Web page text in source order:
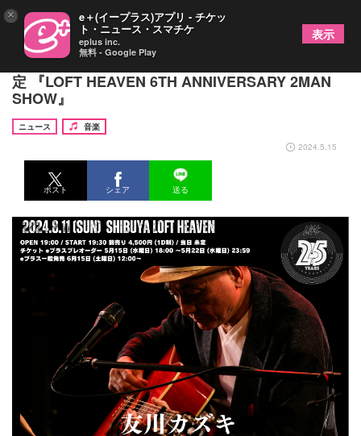
友川カズキ×タテタカコ、ツーマンライブ開催が決
定 『LOFT HEAVEN 6TH ANNIVERSARY 2MAN
SHOW』
ニュース
音楽
2024.5.15
ポスト シェア 送る
× e＋(イープラス)アプリ - チケッ
ト・ニュース・スマチケ
eplus inc.
無料 - Google Play
表示